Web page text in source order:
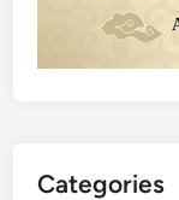
Categories